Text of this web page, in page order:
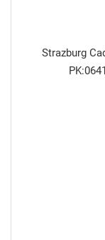
Strazburg